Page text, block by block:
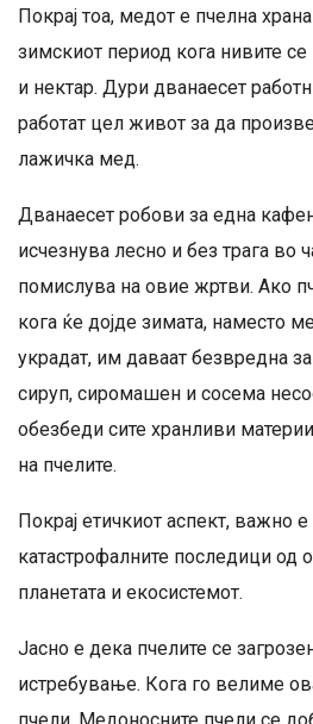
Покрај тоа, медот е пчелна
зимскиот период кога нивите
и нектар. Дури дванаесет
работат цел живот за да
лажичка мед.
Дванаесет робови за една
исчезнува лесно и без трага во
помислува на овие жртви. Ако
кога ќе дојде зимата, наместо
украдат, им даваат безвредна
сируп, сиромашен и сосема
обезбеди сите хранливи
на пчелите.
Покрај етичкиот аспект, важно
катастрофалните последици од
планетата и екосистемот.
Јасно е дека пчелите се
истребување. Кога го велиме